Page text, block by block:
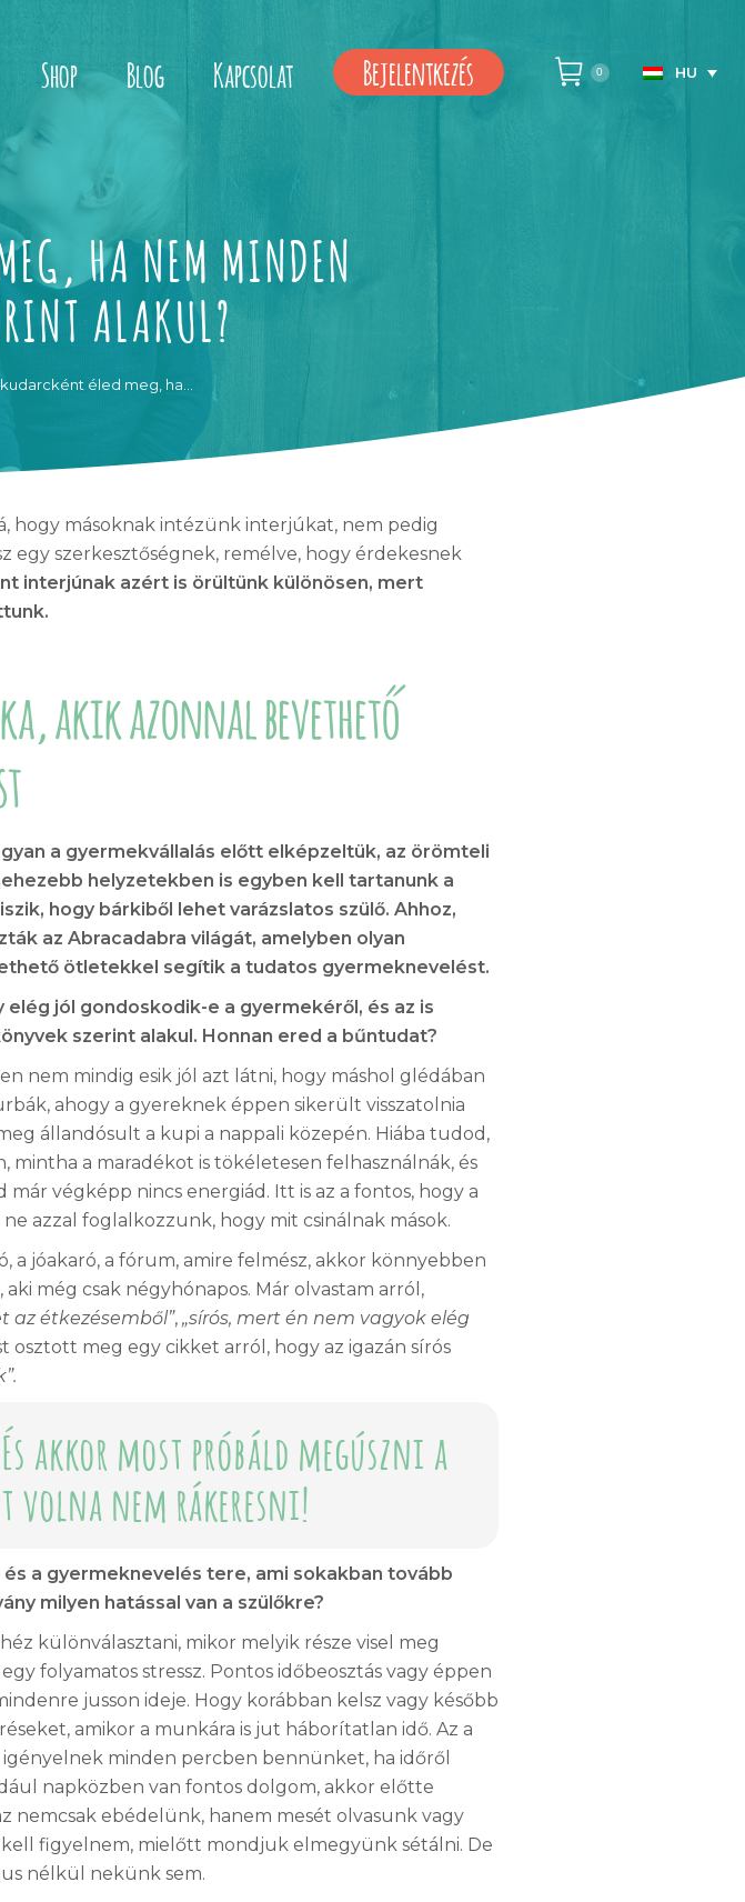
Shop Blog Kapcsolat Bejelentkezés 0 HU
HA NEM MINDEN
ALAKUL?
here:
éled meg, ha…
hogy másoknak intézünk interjúkat, nem pedig
egy szerkesztőségnek, remélve, hogy érdekesnek
interjúnak azért is örültünk különösen, mert
akik azonnal bevethető
a gyermekvállalás előtt elképzeltük, az örömteli
helyzetekben is egyben kell tartanunk a
hogy bárkiből lehet varázslatos szülő. Ahhoz,
az Abracadabra világát, amelyben olyan
ötletekkel segítik a tudatos gyermeknevelést.
jól gondoskodik-e a gyermekéről, és az is
szerint alakul. Honnan ered a bűntudat?
nem mindig esik jól azt látni, hogy máshol glédában
ahogy a gyereknek éppen sikerült visszatolnia
állandósult a kupi a nappali közepén. Hiába tudod,
a maradékot is tökéletesen felhasználnák, és
végképp nincs energiád. Itt is az a fontos, hogy a
azzal foglalkozzunk, hogy mit csinálnak mások.
a jóakaró, a fórum, amire felmész, akkor könnyebben
még csak négyhónapos. Már olvastam arról,
az étkezésemből”, „sírós, mert én nem vagyok elég
osztott meg egy cikket arról, hogy az igazán sírós
akkor most próbáld megúszni a
volna nem rákeresni!
a gyermeknevelés tere, ami sokakban tovább
milyen hatással van a szülőkre?
különválasztani, mikor melyik része visel meg
folyamatos stressz. Pontos időbeosztás vagy éppen
jusson ideje. Hogy korábban kelsz vagy később
amikor a munkára is jut háborítatlan idő. Az a
minden percben bennünket, ha időről
napközben van fontos dolgom, akkor előtte
nemcsak ebédelünk, hanem mesét olvasunk vagy
figyelnem, mielőtt mondjuk elmegyünk sétálni. De
nélkül nekünk sem.